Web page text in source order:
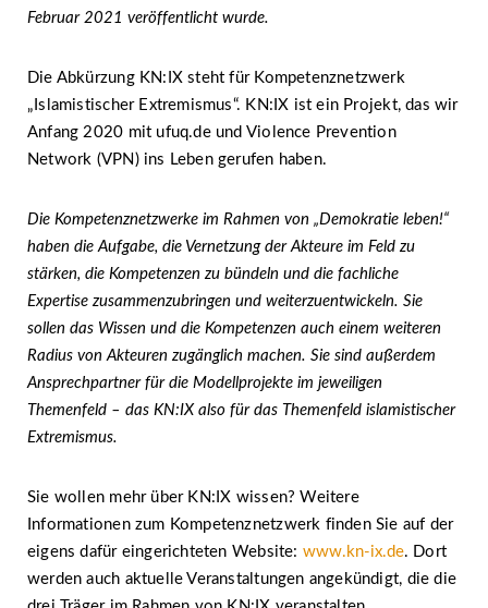
Februar 2021 veröffentlicht wurde.
Die Abkürzung KN:IX steht für Kompetenznetzwerk
„Islamistischer Extremismus“. KN:IX ist ein Projekt, das wir
Anfang 2020 mit ufuq.de und Violence Prevention
Network (VPN) ins Leben gerufen haben.
Die Kompetenznetzwerke im Rahmen von „Demokratie leben!“
haben die Aufgabe, die Vernetzung der Akteure im Feld zu
stärken, die Kompetenzen zu bündeln und die fachliche
Expertise zusammenzubringen und weiterzuentwickeln. Sie
sollen das Wissen und die Kompetenzen auch einem weiteren
Radius von Akteuren zugänglich machen. Sie sind außerdem
Ansprechpartner für die Modellprojekte im jeweiligen
Themenfeld – das KN:IX also für das Themenfeld islamistischer
Extremismus.
Sie wollen mehr über KN:IX wissen? Weitere
Informationen zum Kompetenznetzwerk finden Sie auf der
eigens dafür eingerichteten Website: www.kn-ix.de. Dort
werden auch aktuelle Veranstaltungen angekündigt, die die